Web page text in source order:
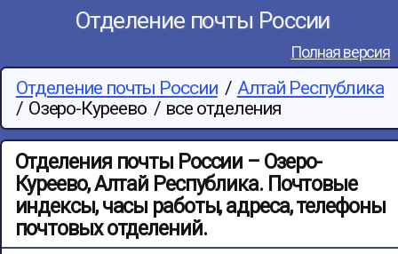
Отделение почты России
Полная версия
Отделение почты России / Алтай Республика
/ Озеро-Куреево / все отделения
Отделения почты России – Озеро-
Куреево, Алтай Республика. Почтовые
индексы, часы работы, адреса, телефоны
почтовых отделений.